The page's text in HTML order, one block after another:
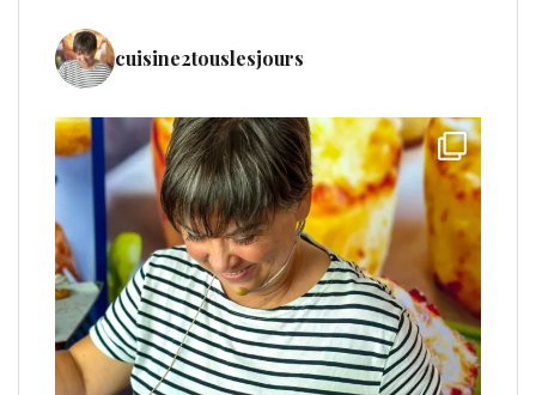
cuisine2touslesjours